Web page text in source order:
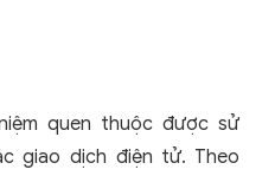
quen thuộc được sử
giao dịch điện tử. Theo